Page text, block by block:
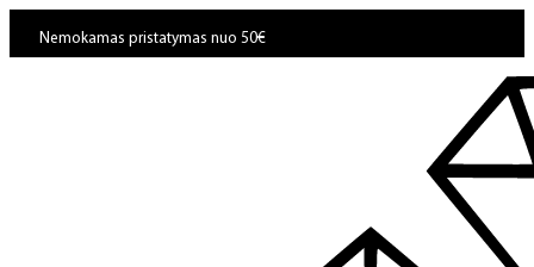
Nemokamas pristatymas nuo 50€